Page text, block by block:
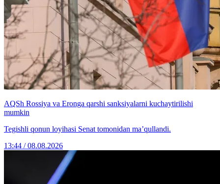
AQSh Rossiya va Eronga qarshi sanksiyalarni kuchaytirilishi
mumkin
Tegishli qonun loyihasi Senat tomonidan ma’qullandi.
13:44 / 08.08.2026